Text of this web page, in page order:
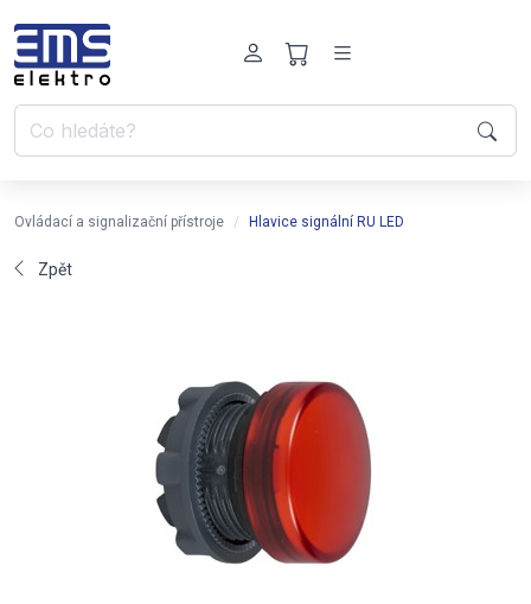
Ovládací a signalizační přístroje Hlavice signální RU LED
Zpět